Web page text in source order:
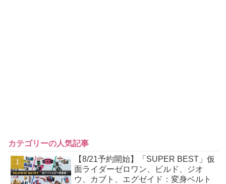
カテゴリーの人気記事
【8/21予約開始】「SUPER BEST」仮
面ライダーゼロワン、ビルド、ジオ
ウ、カブト、エグゼイド：変身ベルト